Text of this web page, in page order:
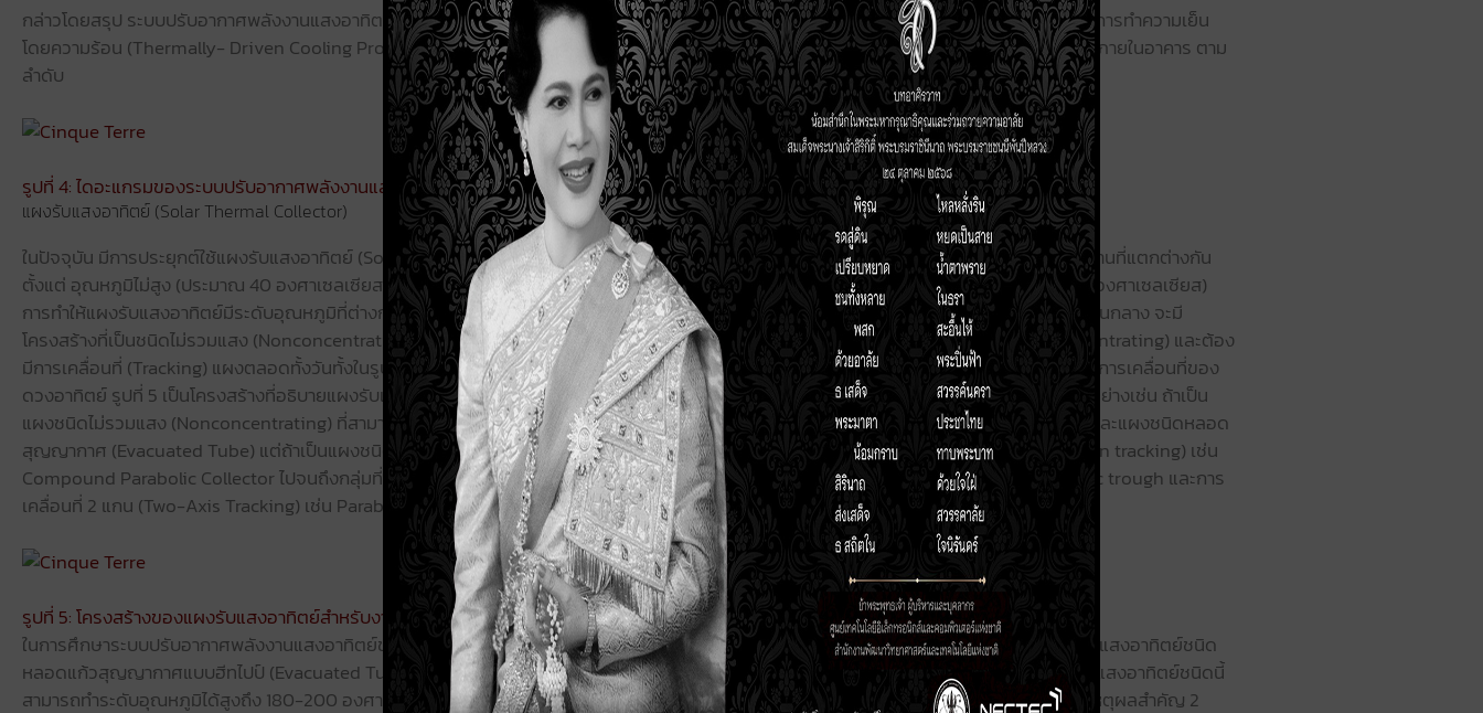
กล่าวโดยสรุป ระบบปรับอากาศพลังงานแสงอาทิตย์ (รูปที่ 4) จะเป็นการเปลี่ยนพลังงานแสงอาทิตย์ในรูปแบบของพลังงานความร้อนป้อนเข้าสู่กระบวนการทำความเย็น
โดยความร้อน (Thermally- Driven Cooling Process) ด้วยเครื่องปรับอากาศชนิดดูดซึม และได้น้ำเย็น (Chilled water) ออกมาใช้ในการทำความเย็นภายในอาคาร ตาม
ลำดับ
รูปที่ 4: ไดอะแกรมของระบบปรับอากาศพลังงานแสงอาทิตย์
แผงรับแสงอาทิตย์ (Solar Thermal Collector)
ในปัจจุบัน มีการประยุกต์ใช้แผงรับแสงอาทิตย์ (Solar Thermal Collector) ที่ใช้งานด้านความร้อนหลายชนิด โดยส่วนใหญ่จะเน้นที่ระดับอุณหภูมิที่ใช้งานที่แตกต่างกัน
ตั้งแต่ อุณหภูมิไม่สูง (ประมาณ 40 องศาเซลเซียส), อุณหภูมิปานกลาง (ประมาณ 60-80 องศาเซลเซียส) ไปจนถึงอุณหภูมิสูงมาก (ตั้งแต่ 100–500 องศาเซลเซียส)
การทำให้แผงรับแสงอาทิตย์มีระดับอุณหภูมิที่ต่างกันจะขึ้นกับโครงสร้างของแผง ซึ่งถ้าเป็นแผงรับแสงอาทิตย์ที่สามารถทำระดับอุณหภูมิไม่สูงจนถึงปานกลาง จะมี
โครงสร้างที่เป็นชนิดไม่รวมแสง (Nonconcentrating) ขณะที่ ถ้าเป็นแผงรับแสงที่ทำระดับอุณหภูมิสูงมาก จะมีโครงสร้างที่ต้องมีการรวมแสง (Concentrating) และต้อง
มีการเคลื่อนที่ (Tracking) แผงตลอดทั้งวันทั้งในรูปแบบ 1 แกน หรือ 2 แกน เพื่อให้แผงสามารถรับพลังงานแสงอาทิตย์ได้สูงสุดตลอดทั้งวันตามทิศทางการเคลื่อนที่ของ
ดวงอาทิตย์ รูปที่ 5 เป็นโครงสร้างที่อธิบายแผงรับแสงอาทิตย์ได้อย่างชัดเจนว่า ในแต่ละโครงสร้างของแผงรับแสงอาทิตย์ จะมีโครงสร้างอะไรบ้าง ตัวอย่างเช่น ถ้าเป็น
แผงชนิดไม่รวมแสง (Nonconcentrating) ที่สามารถทำอุณหภูมิไม่สูงจนถึงปานกลาง จะประกอบด้วย Solar Pond, แผงชนิดแผ่นเรียบ (Flat Plate) และแผงชนิดหลอด
สุญญากาศ (Evacuated Tube) แต่ถ้าเป็นแผงชนิดรวมแสง (Concentrating) ที่สามารถทำอุณหภูมิสูงมาก จะมีตั้งแต่กลุ่มที่แผงไม่มีการเคลื่อนที่ (Non tracking) เช่น
Compound Parabolic Collector ไปจนถึงกลุ่มที่มีการเคลื่อนที่ 1 แกน (One-Axis Tracking) เช่น Compound Parabolic Collector หรือ Parabolic trough และการ
เคลื่อนที่ 2 แกน (Two-Axis Tracking) เช่น Parabolic Dish ตามลำดับ
รูปที่ 5: โครงสร้างของแผงรับแสงอาทิตย์สำหรับงานด้านความร้อน
ในการศึกษาระบบปรับอากาศพลังงานแสงอาทิตย์ของศูนย์เทคโนโลยีอิเล็กทรอนิกส์และคอมพิวเตอร์แห่งชาติ (เนคเทค) ได้ศึกษาการประยุกต์ใช้แผงรับแสงอาทิตย์ชนิด
หลอดแก้วสุญญากาศแบบฮีทไปป์ (Evacuated Tube with Heat Pipe Solar Collector) มาใช้งานร่วมกับเครื่องปรับอากาศชนิดดูดซึม โดยที่ แผงรับแสงอาทิตย์ชนิดนี้
สามารถทำระดับอุณหภูมิได้สูงถึง 180-200 องศาเซลเซียส และเหตุผลสำคัญที่ทำให้แผงรับแสงอาทิตย์ชนิดนี้สามารถทำระดับอุณหภูมิได้สูงเกิดจากเหตุผลสำคัญ 2